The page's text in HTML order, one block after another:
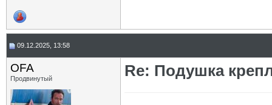
09.12.2025, 13:58
OFA
Продвинутый Re: Подушка